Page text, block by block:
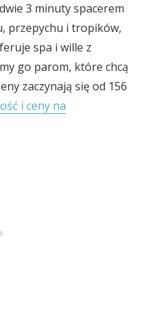
3 minuty spacerem
przepychu i tropików,
spa i wille z
go parom, które chcą
zaczynają się od 156
i ceny na